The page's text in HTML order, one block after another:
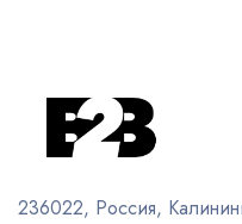
236022, Россия,